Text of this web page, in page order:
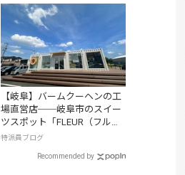
【岐阜】バームクーヘンの工
場直営店──岐阜市のスイー
ツスポット「FLEUR（フルー
ル）」
特派員ブログ
Recommended by